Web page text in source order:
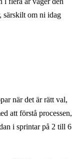
särskilt om ni idag
när det är rätt val,
att förstå processen,
i sprintar på 2 till 6